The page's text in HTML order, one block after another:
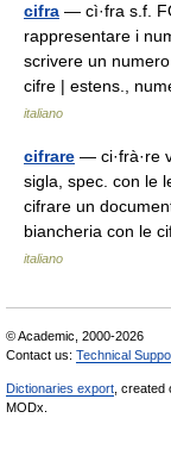
cifra — cì·fra s.f.
rappresentare i
scrivere un
cifre | estens.,
italiano
cifrare — ci·frà·re
sigla, spec. con le
cifrare un
biancheria con le
italiano
© Academic, 2000-2026
Contact us: Technical
Dictionaries export , created
MODx.